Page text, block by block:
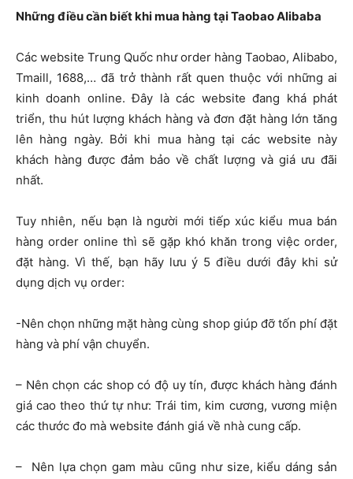
Những điều cần biết khi mua hàng tại TaobaoAlibaba
Các website Trung Quốc như order hàng Taobao, Alibabo,
Tmaill, 1688,… đã trở thành rất quen thuộc với những ai
kinh doanh online. Đây là các website đang khá phát
triển, thu hút lượng khách hàng và đơn đặt hàng lớn tăng
lên hàng ngày. Bởi khi mua hàng tại các website này
khách hàng được đảm bảo về chất lượng và giá ưu đãi
nhất.
Tuy nhiên, nếu bạn là người mới tiếp xúc kiểu mua bán
hàng order online thì sẽ gặp khó khăn trong việc order,
đặt hàng. Vì thế, bạn hãy lưu ý 5 điều dưới đây khi sử
dụng dịch vụ order:
-Nên chọn những mặt hàng cùng shop giúp đỡ tốn phí đặt
hàng và phí vận chuyển.
– Nên chọn các shop có độ uy tín, được khách hàng đánh
giá cao theo thứ tự như: Trái tim, kim cương, vương miện
các thước đo mà website đánh giá về nhà cung cấp.
– Nên lựa chọn gam màu cũng như size, kiểu dáng sản